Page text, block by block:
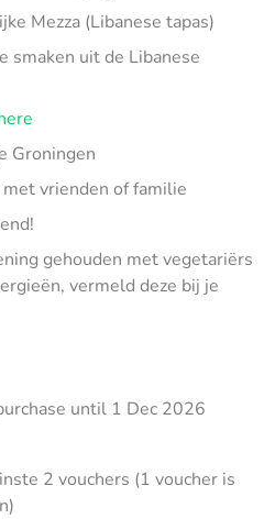
Mezza (Libanese tapas)
smaken uit de Libanese
Groningen
vrienden of familie
gehouden met vegetariërs
vermeld deze bij je
until 1 Dec 2026
2 vouchers (1 voucher is